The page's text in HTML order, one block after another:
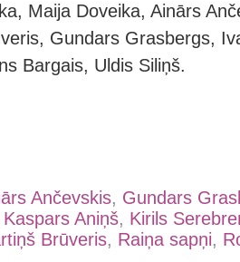
Maija Doveika, Ainārs
Gundars Grasbergs,
Bargais, Uldis Siliņš.
Ančevskis, Gundars
Kaspars Aniņš, Kirils
Brūveris, Raiņa sapņi,